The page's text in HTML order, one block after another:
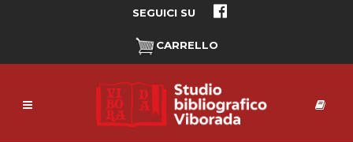
SEGUICI SU
CARRELLO